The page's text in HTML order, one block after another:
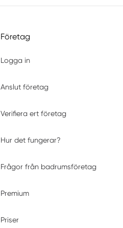
Företag
Logga in
Anslut företag
Verifiera ert företag
Hur det fungerar?
Frågor från badrumsföretag
Premium
Priser